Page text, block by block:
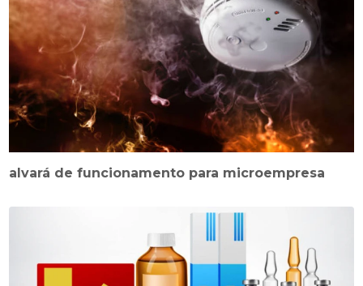
alvará de funcionamento para microempresa